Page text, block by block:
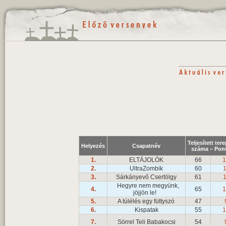
Helyezés Csapatnév
Teljesített
száma –
1. ELTÁJOLÓK 66
2.
UltraZombik 60
3.
Sárkányevő Csertölgy 61
4.
Hegyre nem megyünk,
jöjjön le!
65
5.
A túlélés egy füttyszó 47
6.
Kispatak 55
7.
Sörrel Teli Babakocsi 54